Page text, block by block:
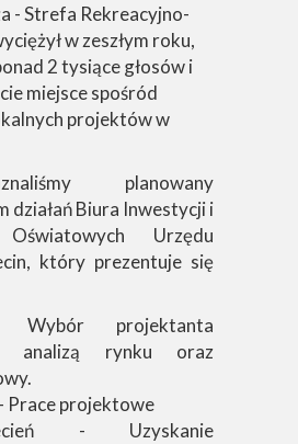
- Strefa Rekreacyjno-
w zeszłym roku,
2 tysiące głosów i
miejsce spośród
projektów w
planowany
działań Biura Inwestycji i
Urzędu
który prezentuje się
projektanta
analizą rynku oraz
Prace projektowe
- Uzyskanie